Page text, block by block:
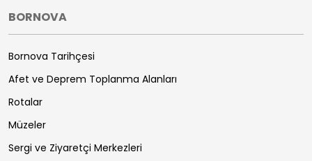
BORNOVA
Bornova Tarihçesi
Afet ve Deprem Toplanma Alanları
Rotalar
Müzeler
Sergi ve Ziyaretçi Merkezleri